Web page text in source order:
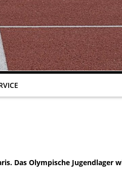
Das Olympische Jugendlager